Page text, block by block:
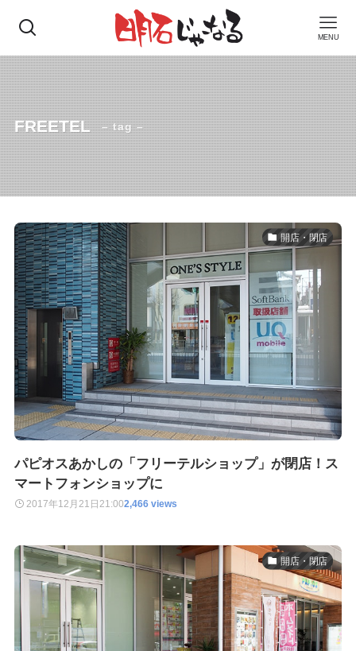
MENU
FREETEL – tag –
開店・閉店
パピオスあかしの「フリーテルショップ」が閉店！ス
マートフォンショップに
2017年12月21日 21:002,466 views
開店・閉店